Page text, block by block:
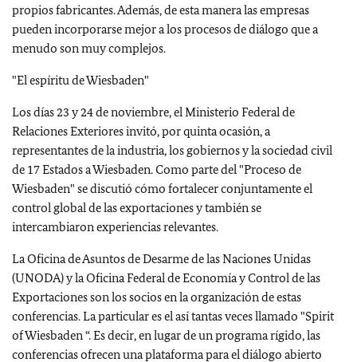
propios fabricantes. Además, de esta manera las empresas
pueden incorporarse mejor a los procesos de diálogo que a
menudo son muy complejos.
"El espíritu de Wiesbaden"
Los días 23 y 24 de noviembre, el Ministerio Federal de
Relaciones Exteriores invitó, por quinta ocasión, a
representantes de la industria, los gobiernos y la sociedad civil
de 17 Estados a Wiesbaden. Como parte del "Proceso de
Wiesbaden" se discutió cómo fortalecer conjuntamente el
control global de las exportaciones y también se
intercambiaron experiencias relevantes.
La Oficina de Asuntos de Desarme de las Naciones Unidas
(UNODA) y la Oficina Federal de Economía y Control de las
Exportaciones son los socios en la organización de estas
conferencias. La particular es el así tantas veces llamado "Spirit
of Wiesbaden “. Es decir, en lugar de un programa rígido, las
conferencias ofrecen una plataforma para el diálogo abierto